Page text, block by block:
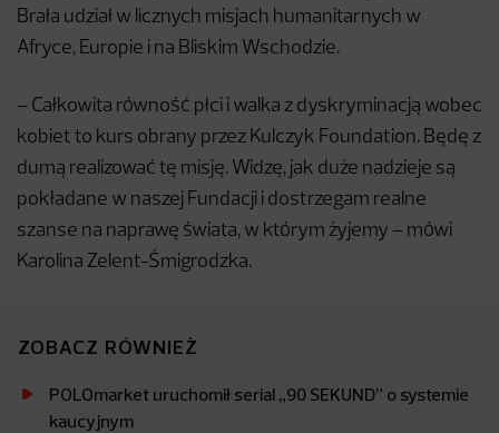
Brała udział w licznych misjach humanitarnych w
Afryce, Europie i na Bliskim Wschodzie.
– Całkowita równość płci i walka z dyskryminacją wobec
kobiet to kurs obrany przez Kulczyk Foundation. Będę z
dumą realizować tę misję. Widzę, jak duże nadzieje są
pokładane w naszej Fundacji i dostrzegam realne
szanse na naprawę świata, w którym żyjemy – mówi
Karolina Zelent-Śmigrodzka.
ZOBACZ RÓWNIEŻ
POLOmarket uruchomił serial „90 SEKUND” o systemie
kaucyjnym